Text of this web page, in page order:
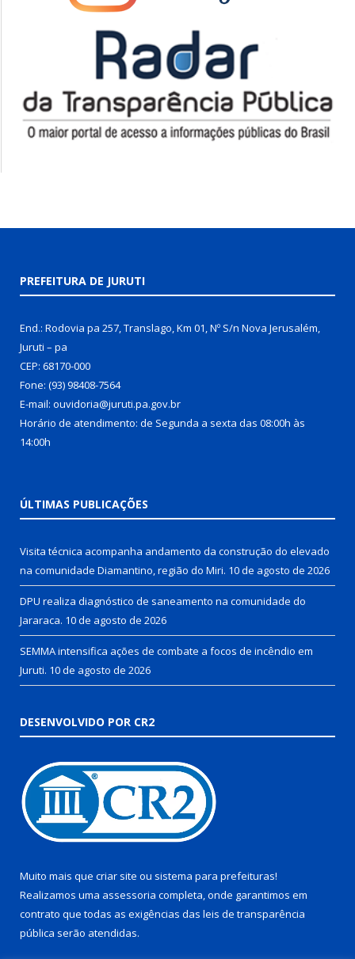
PREFEITURA DE JURUTI
End.: Rodovia pa 257, Translago, Km 01, Nº S/n Nova Jerusalém,
Juruti – pa
CEP: 68170-000
Fone: (93) 98408-7564
E-mail: ouvidoria@juruti.pa.gov.br
Horário de atendimento: de Segunda a sexta das 08:00h às
14:00h
ÚLTIMAS PUBLICAÇÕES
Visita técnica acompanha andamento da construção do elevado
na comunidade Diamantino, região do Miri. 10 de agosto de 2026
DPU realiza diagnóstico de saneamento na comunidade do
Jararaca. 10 de agosto de 2026
SEMMA intensifica ações de combate a focos de incêndio em
Juruti. 10 de agosto de 2026
DESENVOLVIDO POR CR2
Muito mais que criar site ou sistema para prefeituras!
Realizamos uma assessoria completa, onde garantimos em
contrato que todas as exigências das leis de transparência
pública serão atendidas.